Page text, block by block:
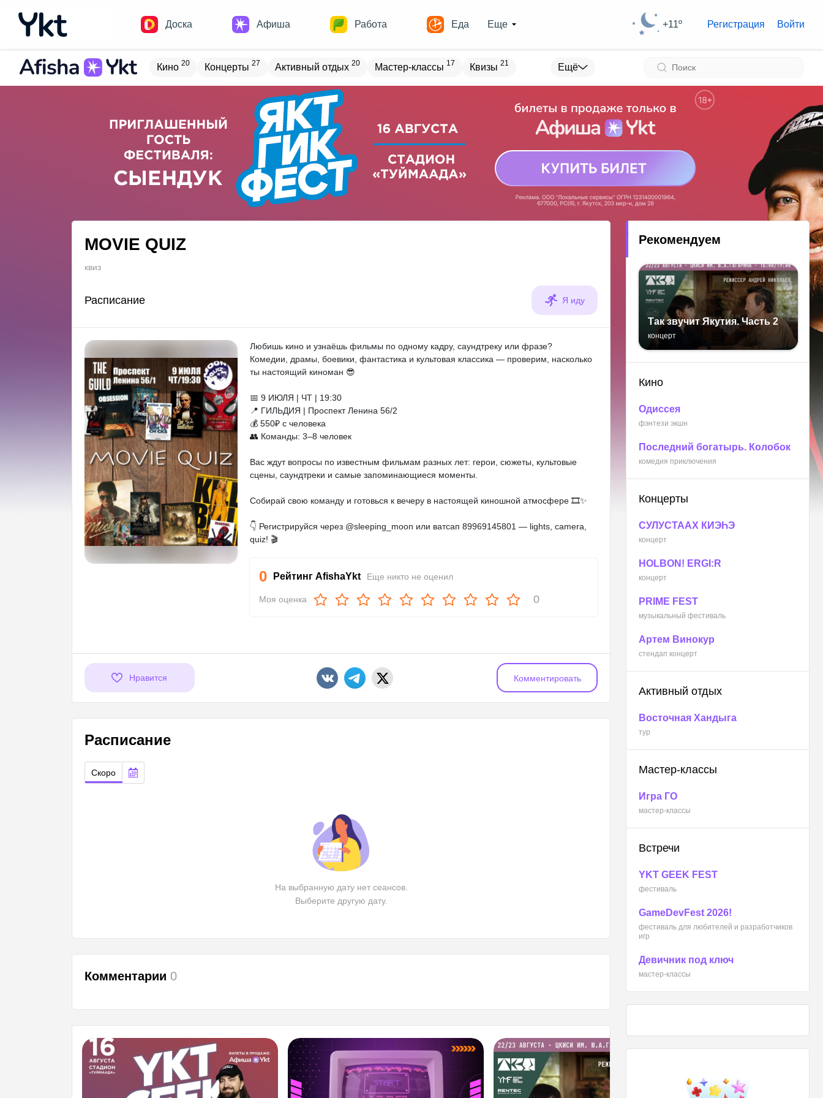
Доска Афиша Работа Еда
Домики Новостройки Места
Еще +11º Регистрация Войти
Кино 20 Концерты 27 Активный отдых 20 Мастер-классы 17 Квизы 21
Встречи Детям Вечеринки Спорт Выставки Театры
Обучение 5 Квесты 8 Зарубежное
Ещё
MOVIE QUIZ
квиз
Расписание Я иду
Любишь кино и узнаёшь фильмы по одному кадру, саундтреку или фразе?
Комедии, драмы, боевики, фантастика и культовая классика — проверим, насколько
ты настоящий киноман 😎
📅 9 ИЮЛЯ | ЧТ | 19:30
📍 ГИЛЬДИЯ | Проспект Ленина 56/2
💰 550₽ с человека
👥 Команды: 3–8 человек
Вас ждут вопросы по известным фильмам разных лет: герои, сюжеты, культовые
сцены, саундтреки и самые запоминающиеся моменты.
Собирай свою команду и готовься к вечеру в настоящей киношной атмосфере 🎞✨
👇 Регистрируйся через @sleeping_moon или ватсап 89969145801 — lights, camera,
quiz! 🎬
0 Рейтинг AfishaYkt Еще никто не оценил
Моя оценка 0
Нравится Комментировать
Расписание
Скоро
На выбранную дату нет сеансов.
Выберите другую дату.
Комментарии 0
Рекомендуем
концерт
Так звучит Якутия. Часть 2
Кино
Одиссея
фэнтези экшн
Последний богатырь. Колобок
комедия приключения
Концерты
СУЛУСТААХ КИЭҺЭ
концерт
HOLBON! ERGI:R
концерт
PRIME FEST
музыкальный фестиваль
Артем Винокур
стендап концерт
Активный отдых
Восточная Хандыга
тур
Мастер-классы
Игра ГО
мастер-классы
Встречи
YKT GEEK FEST
фестиваль
GameDevFest 2026!
фестиваль для любителей и разработчиков
игр
Девичник под ключ
мастер-классы